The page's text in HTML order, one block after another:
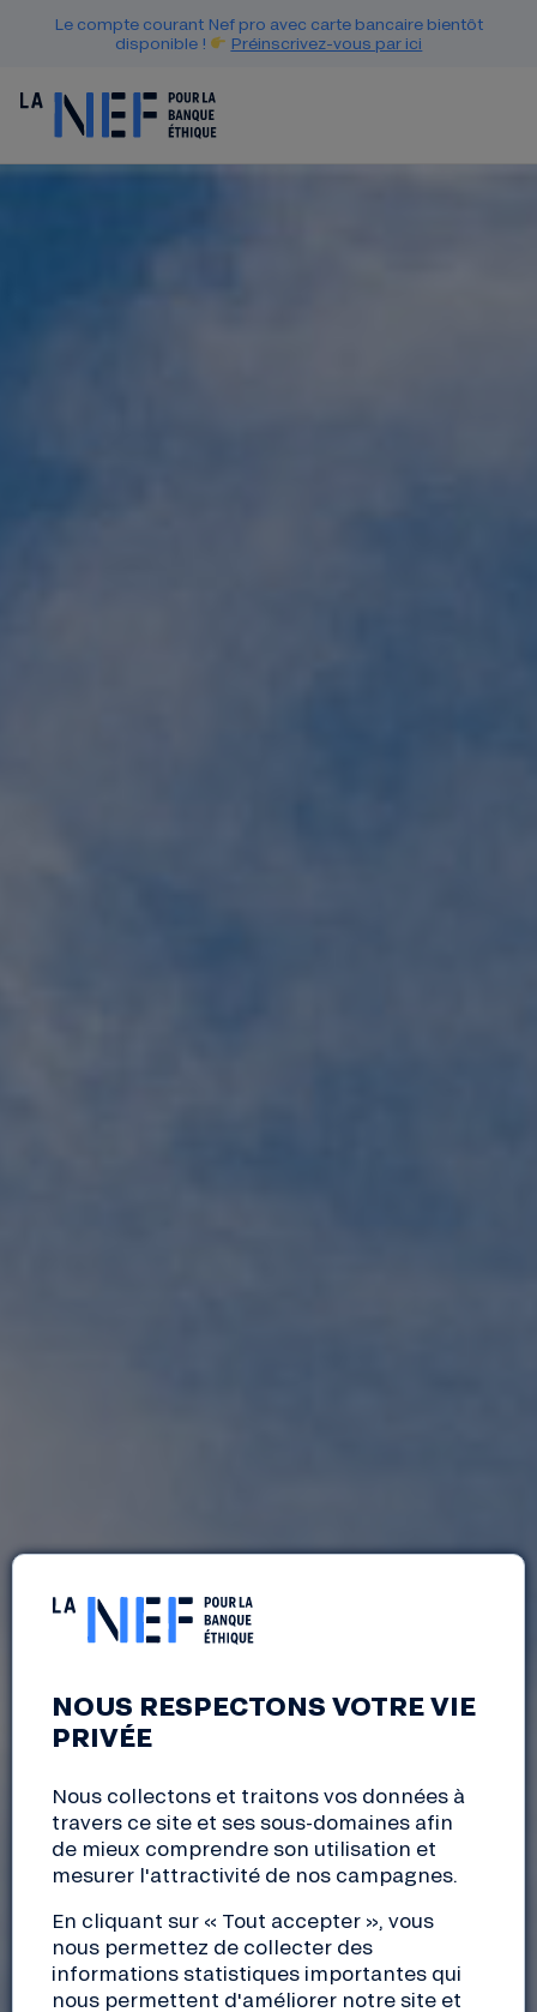
Le compte courant Nef pro avec carte bancaire bientôt
disponible !
Préinscrivez-vous par ici
NOUS RESPECTONS VOTRE VIE
PRIVÉE
Nous collectons et traitons vos données à
travers ce site et ses sous-domaines afin
de mieux comprendre son utilisation et
mesurer l'attractivité de nos campagnes.
En cliquant sur « Tout accepter », vous
nous permettez de collecter des
informations statistiques importantes qui
nous permettent d'améliorer notre site et